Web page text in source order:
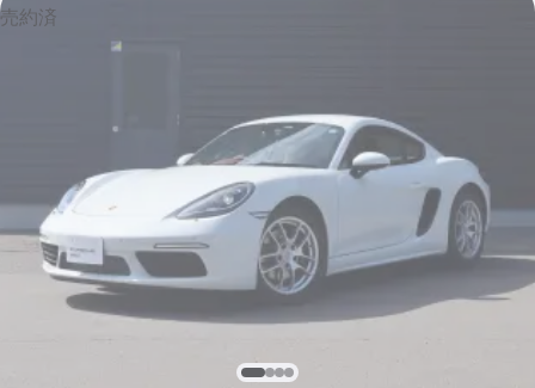
売約済